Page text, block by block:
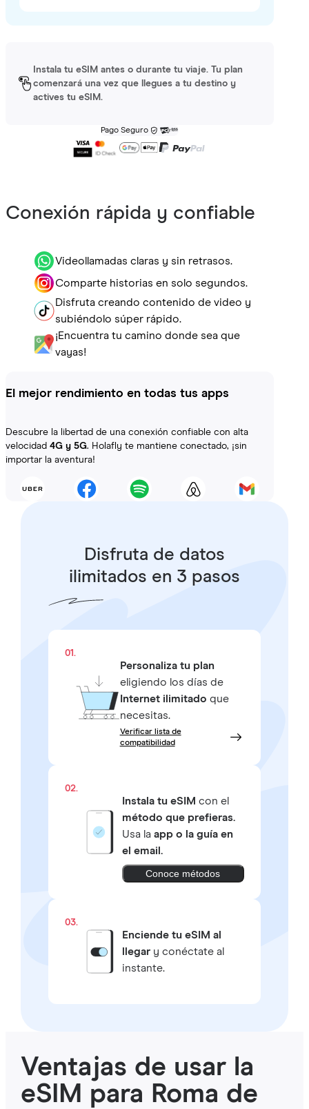
Instala tu eSIM antes o durante tu viaje. Tu plan
comenzará una vez que llegues a tu destino y
actives tu eSIM.
Pago Seguro
Conexión rápida y confiable
Videollamadas claras y sin retrasos.
Comparte historias en solo segundos.
Disfruta creando contenido de video y
subiéndolo súper rápido.
¡Encuentra tu camino donde sea que
vayas!
El mejor rendimiento en todas tus apps
Descubre la libertad de una conexión confiable con alta
velocidad 4G y 5G. Holafly te mantiene conectado, ¡sin
importar la aventura!
Disfruta de datos
ilimitados en 3 pasos
01.
Personaliza tu plan
eligiendo los días de
Internet ilimitado que
necesitas.
Verificar lista de
compatibilidad
02.
Instala tu eSIM con el
método que prefieras.
Usa la app o la guía en
el email.
Conoce métodos
03.
Enciende tu eSIM al
llegary conéctate al
instante.
Ventajas de usar la
eSIM para Roma de